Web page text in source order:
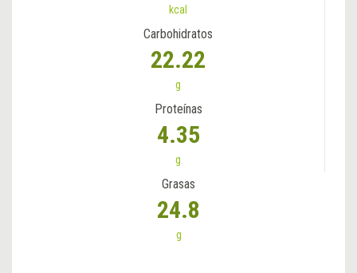
kcal
Carbohidratos
22.22
g
Proteínas
4.35
g
Grasas
24.8
g